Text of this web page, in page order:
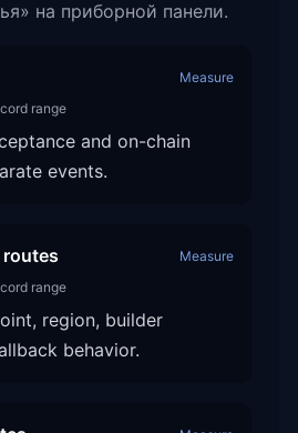
на приборной панели.
Measure
range
and on-chain
events.
Measure
range
region, builder
behavior.